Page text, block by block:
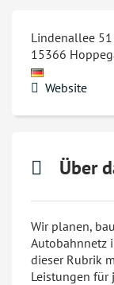
Lindenallee 51
15366
Website
Über
Wir planen,
Autobahnnetz
dieser Rubrik
Leistungen für